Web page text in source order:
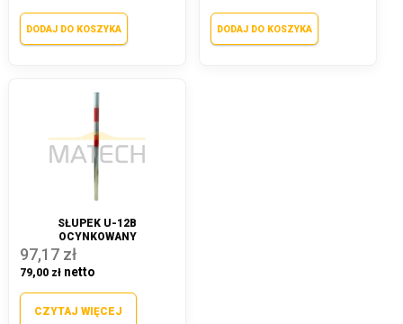
DODAJ DO KOSZYKA DODAJ DO KOSZYKA
SŁUPEK U-12B
OCYNKOWANY
97,17 zł
79,00 zł
CZYTAJ WIĘCEJ